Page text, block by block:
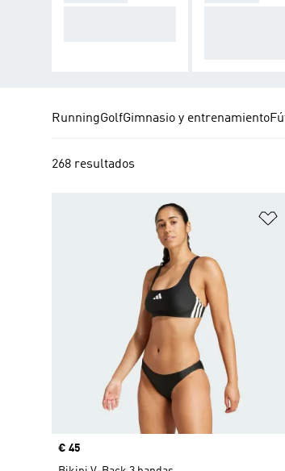
RunningGolfGimnasio y entrenamiento
268 resultados
Precio
€ 45